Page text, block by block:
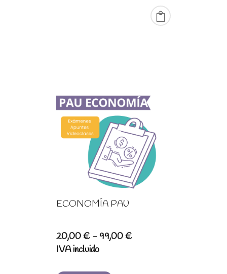
hasta
99,00 €
ECONOMÍA PAU
20,00€ -99,00€Rango
IVA incluido